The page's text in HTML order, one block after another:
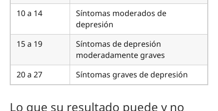
10 a 14
Síntomas moderados de
depresión
15 a 19
Síntomas de depresión
moderadamente graves
20 a 27
Síntomas graves de depresión
Lo que su resultado puede y no